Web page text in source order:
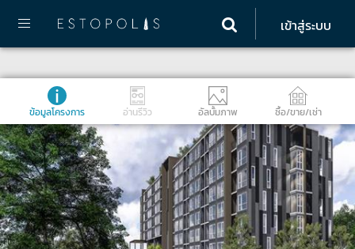
เข้าสู่ระบบ
ข้อมูลโครงการ อ่านรีวิว อัลบั้มภาพ ซื้อ/ขาย/เช่า